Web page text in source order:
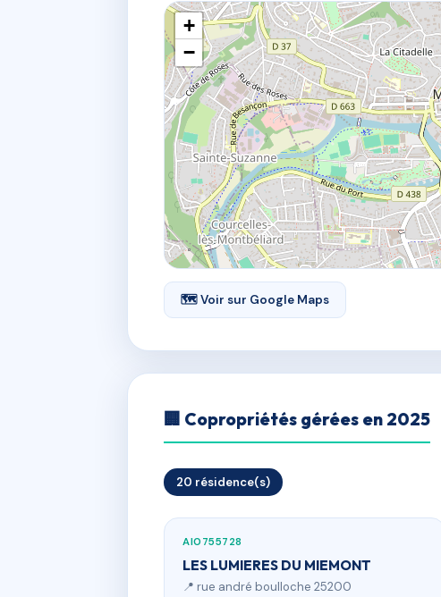
+
−
🗺 Voir sur Google Maps
🏢 Copropriétés gérées en 2025
20 résidence(s)
AI0755728
LES LUMIERES DU MIEMONT
📍 rue andré boulloche 25200